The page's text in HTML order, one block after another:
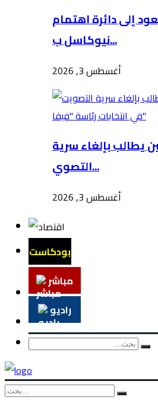
إلى دائرة اهتمام
نيوكاسل ب...
أغسطس 3, 2026
يطالب بإلغاء سرية
التصوي...
أغسطس 3, 2026
بودكاست
مباشر
راديو